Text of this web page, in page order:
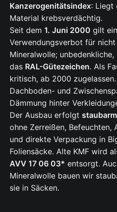
Kanzerogenitätsindex: Liegt
Material krebsverdächtig.
Seit dem 1. Juni 2000 gilt
Verwendungsverbot für
Mineralwolle;
das RAL-Gütezeichen. Als
kritisch, ab 2000
Dachboden- und
Dämmung hinter
Der Ausbau erfolgt staubarm
ohne Zerreißen, Befeuchten,
und direkte Verpackung in
Foliensäcke. Alte KMF wird
AVV 17 06 03* entsorgt.
Mineralwolle bauen wir
sie in Säcken.